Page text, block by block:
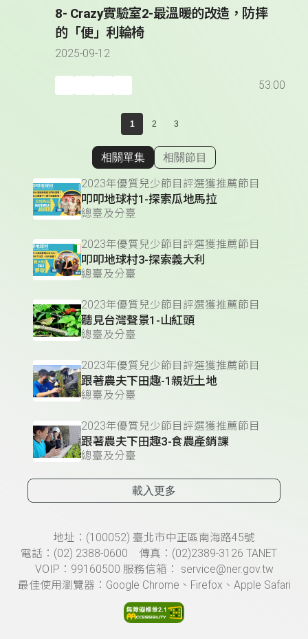
8- Crazy實驗室2-最溫暖的改造，防摔
的「便」利輪椅
2025-09-12
53:00
1 2 3
顯示相關單集
相關單集 相關節目
2023年優質兒少節目評選獲推薦節目
叩叩地球村1-探索瓜地馬拉
總臺及分臺
2023年優質兒少節目評選獲推薦節目
叩叩地球村3-探索義大利
總臺及分臺
2023年優質兒少節目評選獲推薦節目
聽見台灣聲景1-山紅頭
總臺及分臺
2023年優質兒少節目評選獲推薦節目
跟著農夫下田趣-1親近土地
總臺及分臺
2023年優質兒少節目評選獲推薦節目
跟著農夫下田趣3-食農產銷課
總臺及分臺
載入更多
頁尾資訊地址：(100052) 臺北市中正區南海路45號
電話：(02) 2388-0600 傳真：(02)2389-3126 TANET
VOIP：99160500 服務信箱： service@ner.gov.tw
最佳使用瀏覽器：Google Chrome、Firefox、Apple Safari